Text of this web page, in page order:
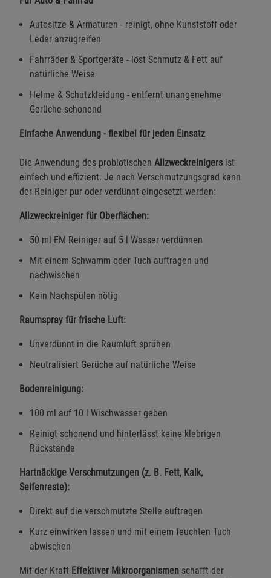
Autositze & Armaturen - reinigt, ohne Kunststoff oder
Leder anzugreifen
Fahrräder & Sportgeräte - löst Schmutz & Fett auf
natürliche Weise
Helme & Schutzkleidung - entfernt unangenehme
Gerüche schonend
Einfache Anwendung - flexibel für jeden Einsatz
Die Anwendung des probiotischen Allzweckreinigers ist
einfach und effizient. Je nach Verschmutzungsgrad kann
der Reiniger pur oder verdünnt eingesetzt werden:
Allzweckreiniger für Oberflächen:
50 ml EM Reiniger auf 5 l Wasser verdünnen
Mit einem Schwamm oder Tuch auftragen und
nachwischen
Kein Nachspülen nötig
Raumspray für frische Luft:
Unverdünnt in die Raumluft sprühen
Neutralisiert Gerüche auf natürliche Weise
Bodenreinigung:
100 ml auf 10 l Wischwasser geben
Reinigt schonend und hinterlässt keine klebrigen
Rückstände
Hartnäckige Verschmutzungen (z. B. Fett, Kalk,
Seifenreste):
Direkt auf die verschmutzte Stelle auftragen
Kurz einwirken lassen und mit einem feuchten Tuch
abwischen
Mit der Kraft Effektiver Mikroorganismen schafft der
Funktionale Cookies (1)
Beschreibung Funktionale Cookies
Cookie-Informationenanzeigen
Statistik Cookies (2) Statistik Cookies
Beschreibung Statistik Cookies
Cookie-Informationenanzeigen
Marketing Cookies (3) Marketing Cookies